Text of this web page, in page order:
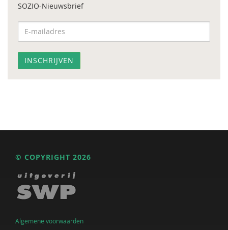
SOZIO-Nieuwsbrief
© COPYRIGHT 2026
Algemene voorwaarden